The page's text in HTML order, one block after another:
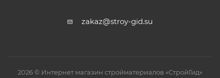
zakaz@stroy-gid.su
2026 © Интернет магазин стройматериалов «СтройГид»